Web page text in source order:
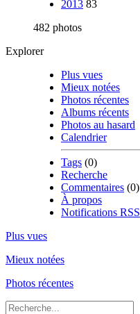
2013 83
482 photos
Explorer
Plus vues
Mieux notées
Photos récentes
Albums récents
Photos au hasard
Calendrier
Tags (0)
Recherche
Commentaires (0)
À propos
Notifications RSS
Plus vues
Mieux notées
Photos récentes